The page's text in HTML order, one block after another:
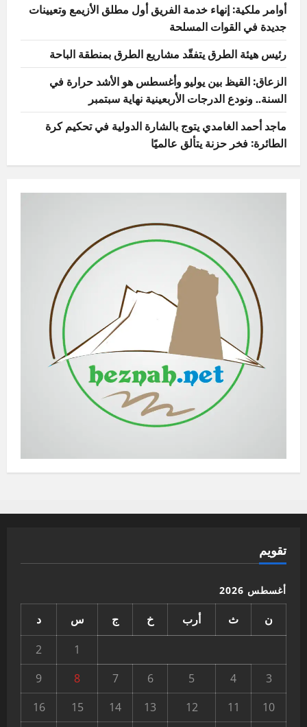
أوامر ملكية: إنهاء خدمة الفريق أول مطلق الأزيمع وتعيينات
جديدة في القوات المسلحة
رئيس هيئة الطرق يتفقّد مشاريع الطرق بمنطقة الباحة
الزعاق: القيظ بين يوليو وأغسطس هو الأشد حرارة في
السنة.. ونودع الدرجات الأربعينية نهاية سبتمبر
ماجد أحمد الغامدي يتوج بالشارة الدولية في تحكيم كرة
الطائرة: فخر حزنة يتألق عالميًا
تقويم
أغسطس 2026
ن ث أرب خ ج س
د
1
2
3
4
5
6
7
8
9
10
11
12
13
14
15
16